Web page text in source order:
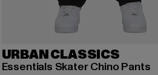
URBAN CLASSICS
Essentials Skater Chino Pants